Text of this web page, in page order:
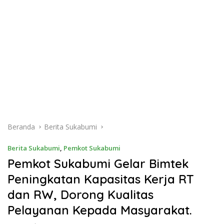
Beranda Berita Sukabumi
Berita Sukabumi, Pemkot Sukabumi
Pemkot Sukabumi Gelar Bimtek
Peningkatan Kapasitas Kerja RT
dan RW, Dorong Kualitas
Pelayanan Kepada Masyarakat.